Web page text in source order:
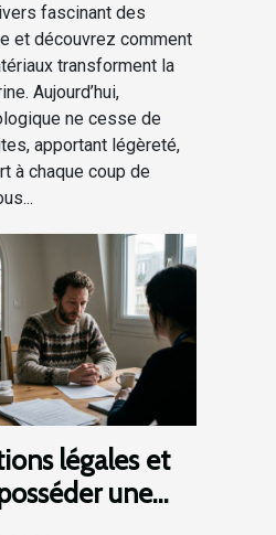
fascinant des
et découvrez comment
transforment la
Aujourd’hui,
ne cesse de
apportant légèreté,
à chaque coup de
légales et
une